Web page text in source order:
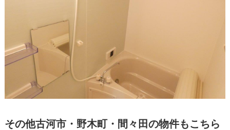
その他古河市・野木町・間々田の物件もこちら